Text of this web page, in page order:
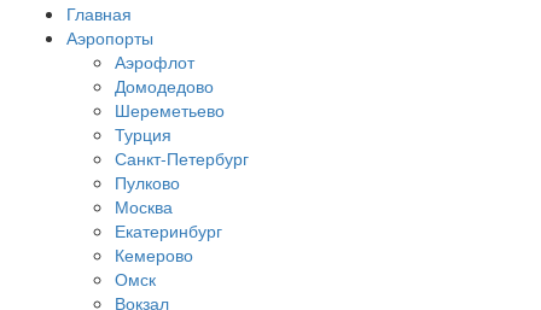
Главная
Аэропорты
Аэрофлот
Домодедово
Шереметьево
Турция
Санкт-Петербург
Пулково
Москва
Екатеринбург
Кемерово
Омск
Вокзал